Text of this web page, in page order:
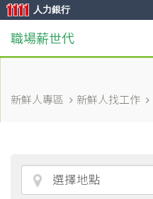
人力銀行
職場薪世代
新鮮人專區 新鮮人找工作